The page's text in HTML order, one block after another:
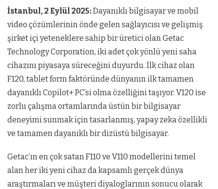
İstanbul, 2 Eylül 2025:Dayanıklı bilgisayar ve mobil
video çözümlerinin önde gelen sağlayıcısı ve gelişmiş
şirket içi yeteneklere sahip bir üretici olan Getac
Technology Corporation, iki adet çok yönlü yeni saha
cihazını piyasaya süreceğini duyurdu. İlk cihaz olan
F120, tablet form faktöründe dünyanın ilk tamamen
dayanıklı Copilot+ PC’si olma özelliğini taşıyor. V120 ise
zorlu çalışma ortamlarında üstün bir bilgisayar
deneyimi sunmak için tasarlanmış, yapay zeka özellikli
ve tamamen dayanıklı bir dizüstü bilgisayar.
Getac’ın en çok satan F110 ve V110 modellerini temel
alan her iki yeni cihaz da kapsamlı gerçek dünya
araştırmaları ve müşteri diyaloglarının sonucu olarak